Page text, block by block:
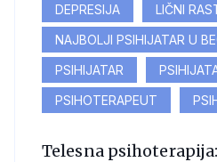
DEPRESIJA LIČNI
NAJBOLJI PSIHIJATAR U
PSIHIJATAR
PSIHOTERAPEUT
Telesna